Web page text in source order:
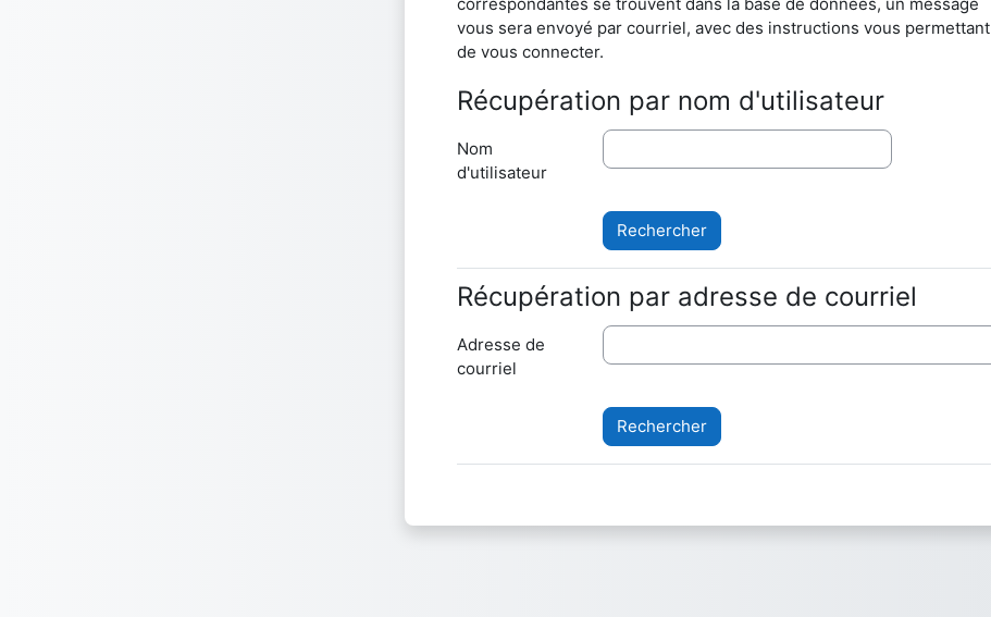
vous sera envoyé par courriel, avec des instructions vous permettant
de vous connecter.
Récupération par nom d'utilisateur
Nom
d'utilisateur
Récupération par adresse de courriel
Adresse de
courriel